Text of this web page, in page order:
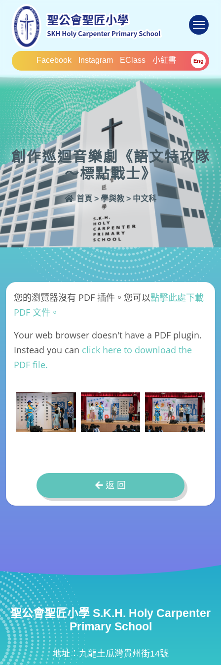
Facebook Instagram EClass 小紅書 Eng
創作巡迴音樂劇《語文特攻隊
～標點戰士》
首頁 > 學與教 > 中文科
您的瀏覽器沒有 PDF 插件。您可以點擊此處下載
PDF 文件。
Your web browser doesn't have a PDF plugin.
Instead you can click here to download the
PDF file.
返 回
聖公會聖匠小學 S.K.H. Holy Carpenter
Primary School
地址：九龍土瓜灣貴州街14號